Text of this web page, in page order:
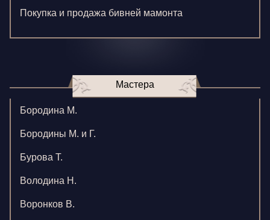
Покупка и продажа бивней мамонта
Мастера
Бородина М.
Бородины М. и Г.
Бурова Т.
Володина Н.
Воронков В.